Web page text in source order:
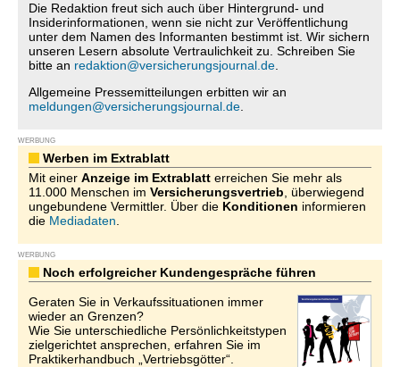
Die Redaktion freut sich auch über Hintergrund- und
Insiderinformationen, wenn sie nicht zur Veröffentlichung
unter dem Namen des Informanten bestimmt ist. Wir sichern
unseren Lesern absolute Vertraulichkeit zu. Schreiben Sie
bitte an redaktion@versicherungsjournal.de
Allgemeine Pressemitteilungen erbitten wir an
meldungen@versicherungsjournal.de
WERBUNG
Werben im Extrablatt
Mit einer Anzeige im Extrablatt erreichen Sie mehr als
11.000 Menschen im Versicherungsvertrieb , überwiegend
ungebundene Vermittler. Über die Konditionen informieren
die Mediadaten
WERBUNG
Noch erfolgreicher Kundengespräche führen
Geraten Sie in Verkaufssituationen immer
wieder an Grenzen?
Wie Sie unterschiedliche Persönlichkeitstypen
zielgerichtet ansprechen, erfahren Sie im
Praktikerhandbuch „Vertriebsgötter“.